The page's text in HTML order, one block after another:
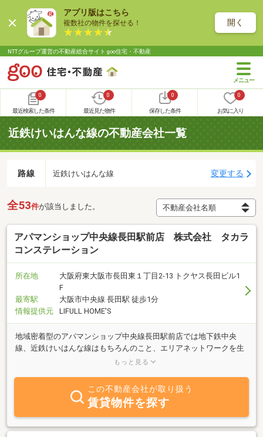
アプリ版はこちら
複数社の物件を探せる！ 開く
NTTグループ運営の不動産総合サイト goo住宅・不動産
0
最近検索した条件
0
最近見た物件
0
保存した条件
0
お気に入り
近鉄けいはんな線の不動産会社一覧
路線 近鉄けいはんな線 変更する
全53件が該当しました。
アパマンショップ中央線長田駅前店 株式会社 タカラ
コンステレーション
所在地
大阪府東大阪市長田東１丁目2-13 トクヤス長田ビル1
F
最寄駅
大阪市中央線 長田駅 徒歩1分
情報提供元
LIFULL HOME'S
地域密着型のアパマンショップ中央線長田駅前店では地下鉄中央
線、近鉄けいはんな線はもちろんのこと、エリアネットワークを生
かした大阪市内全域に至るまで皆様のお部屋探しを精一杯サポート
もっと見る
この不動産会社が取り扱う
賃貸物件を探す